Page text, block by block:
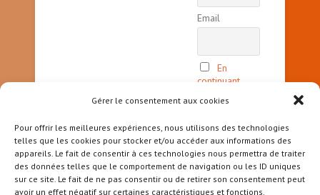
Gérer le consentement aux cookies
Pour offrir les meilleures expériences, nous utilisons des technologies
telles que les cookies pour stocker et/ou accéder aux informations des
appareils. Le fait de consentir à ces technologies nous permettra de traiter
des données telles que le comportement de navigation ou les ID uniques
sur ce site. Le fait de ne pas consentir ou de retirer son consentement peut
avoir un effet négatif sur certaines caractéristiques et fonctions.
Email
En
continuant,
la politique
confidentialité